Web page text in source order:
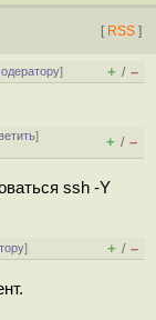
[ RSS ]
] + / –
]
+ / –
ssh -Y
] + / –